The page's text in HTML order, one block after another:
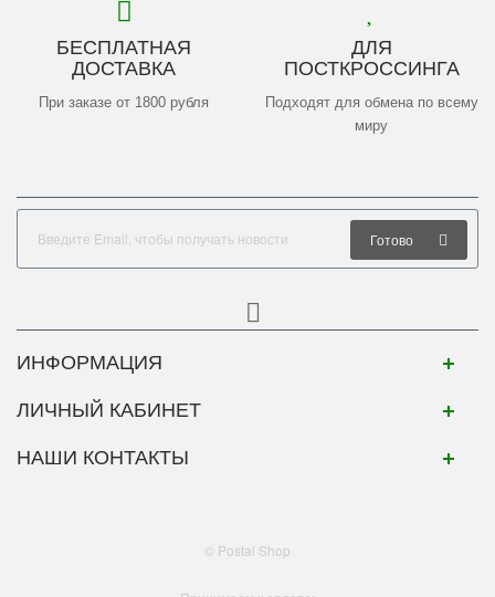
БЕСПЛАТНАЯ
ДОСТАВКА
При заказе от 1800 рубля
ДЛЯ
ПОСТКРОССИНГА
Подходят для обмена по всему
миру
Готово
ИНФОРМАЦИЯ
ЛИЧНЫЙ КАБИНЕТ
НАШИ КОНТАКТЫ
© Postal Shop